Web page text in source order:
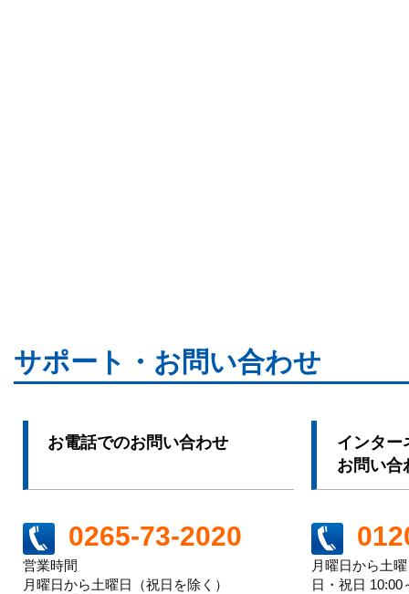
サポート・お問い合わせ
お電話でのお問い合わせ
0265-73-2020
営業時間
月曜日から土曜日（祝日を除く）
インター
お問い合
月曜日から土
日・祝日 10:00